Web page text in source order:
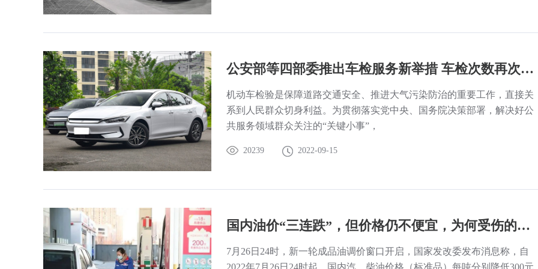
公安部等四部委推出车检服务新举措 车检次数再次大幅减少
机动车检验是保障道路交通安全、推进大气污染防治的重要工作，直接关
系到人民群众切身利益。为贯彻落实党中央、国务院决策部署，解决好公
共服务领域群众关注的“关键小事”，
20239 2022-09-15
国内油价“三连跌”，但价格仍不便宜，为何受伤的总是消费者？
7月26日24时，新一轮成品油调价窗口开启，国家发改委发布消息称，自
2022年7月26日24时起，国内汽、柴油价格（标准品）每吨分别降低300元